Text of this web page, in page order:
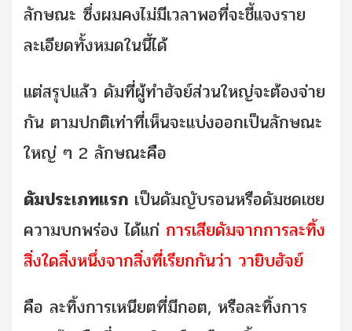
ลักษณะ ซึ่งผมคงไม่มีเวลาพอที่จะชี้แจงราย
ละเอียดทั้งหมดในนี้ได้
แต่สรุปแล้ว ดัมที่ผู้ทำฮัจย์ส่วนใหญ่จะต้องจ่าย
กัน ตามปกติเท่าที่เห็นจะแบ่งออกเป็นลักษณะ
ใหญ่ ๆ 2 ลักษณะคือ
ดัมประเภทแรก เป็นดัมญับรอนหรือดัมชดเชย
ความบกพร่อง ได้แก่ การเสียดัมจากการละทิ้ง
สิ่งใดสิ่งหนึ่งจากสิ่งที่เรียกกันว่า วายิบฮัจย์
คือ ละทิ้งการเหนียตที่มีกอต, หรือละทิ้งการ